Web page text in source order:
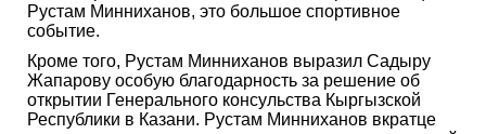
Рустам Минниханов, это большое спортивное
событие.
Кроме того, Рустам Минниханов выразил Садыру
Жапарову особую благодарность за решение об
открытии Генерального консульства Кыргызской
Республики в Казани. Рустам Минниханов вкратце